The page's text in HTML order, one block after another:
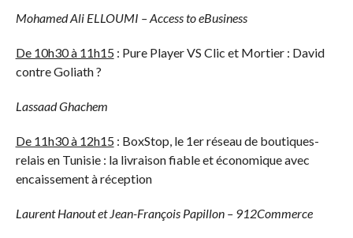
Mohamed Ali ELLOUMI – Access to eBusiness
De 10h30 à 11h15: Pure Player VS Clic et Mortier : David
contre Goliath ?
Lassaad Ghachem
De 11h30 à 12h15: BoxStop, le 1er réseau de boutiques-
relais en Tunisie : la livraison fiable et économique avec
encaissement à réception
Laurent Hanout et Jean-François Papillon – 912Commerce